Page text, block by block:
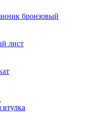
бронзовый
лист